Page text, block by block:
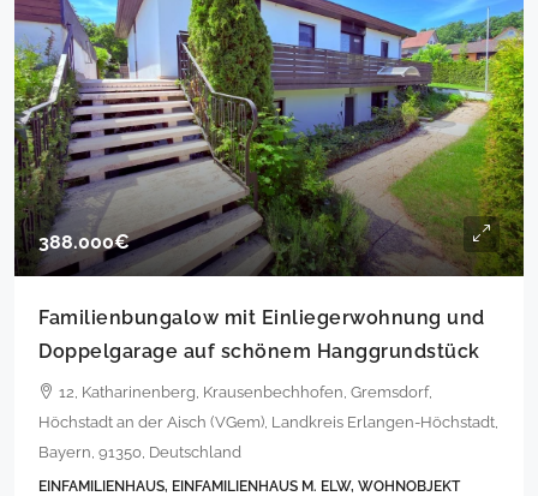
388.000€
Familienbungalow mit Einliegerwohnung und
Doppelgarage auf schönem Hanggrundstück
12, Katharinenberg, Krausenbechhofen, Gremsdorf,
Höchstadt an der Aisch (VGem), Landkreis Erlangen-Höchstadt,
Bayern, 91350, Deutschland
EINFAMILIENHAUS, EINFAMILIENHAUS M. ELW, WOHNOBJEKT